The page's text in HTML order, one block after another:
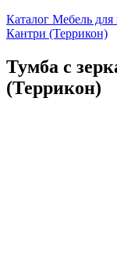
Каталог Мебель для
Кантри (Террикон)
Тумба с
(Террикон)